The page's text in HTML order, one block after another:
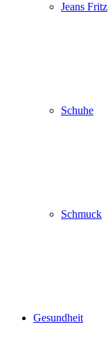
Jeans Fritz
Schuhe
Schmuck
Gesundheit